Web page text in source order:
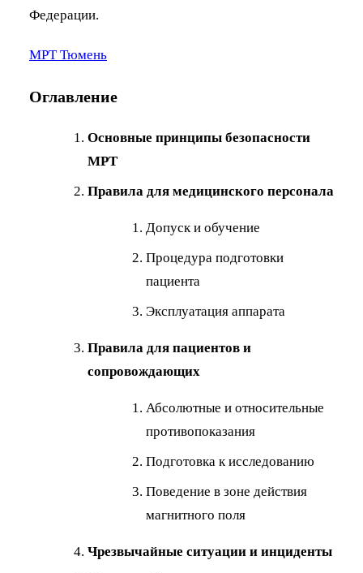
Федерации.
МРТ Тюмень
Оглавление
Основные принципы безопасности
МРТ
Правила для медицинского персонала
Допуск и обучение
Процедура подготовки
пациента
Эксплуатация аппарата
Правила для пациентов и
сопровождающих
Абсолютные и относительные
противопоказания
Подготовка к исследованию
Поведение в зоне действия
магнитного поля
Чрезвычайные ситуации и инциденты